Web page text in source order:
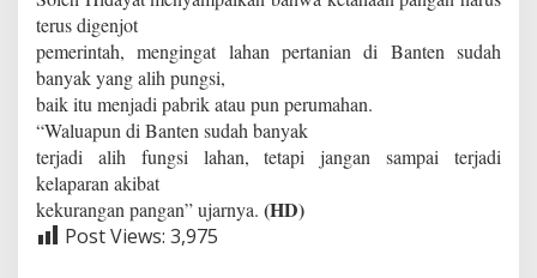
terus digenjot
pemerintah, mengingat lahan pertanian di Banten sudah
banyak yang alih pungsi,
baik itu menjadi pabrik atau pun perumahan.
“Waluapun di Banten sudah banyak
terjadi alih fungsi lahan, tetapi jangan sampai terjadi
kelaparan akibat
kekurangan pangan” ujarnya. (HD)
Post Views: 3,975